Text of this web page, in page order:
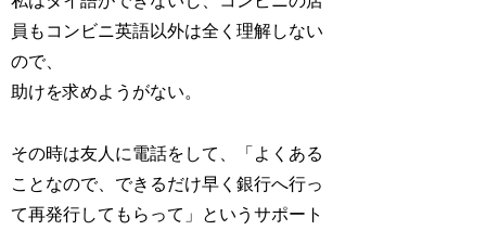
員もコンビニ英語以外は全く理解しない
ので、
助けを求めようがない。
その時は友人に電話をして、「よくある
ことなので、できるだけ早く銀行へ行っ
て再発行してもらって」というサポート